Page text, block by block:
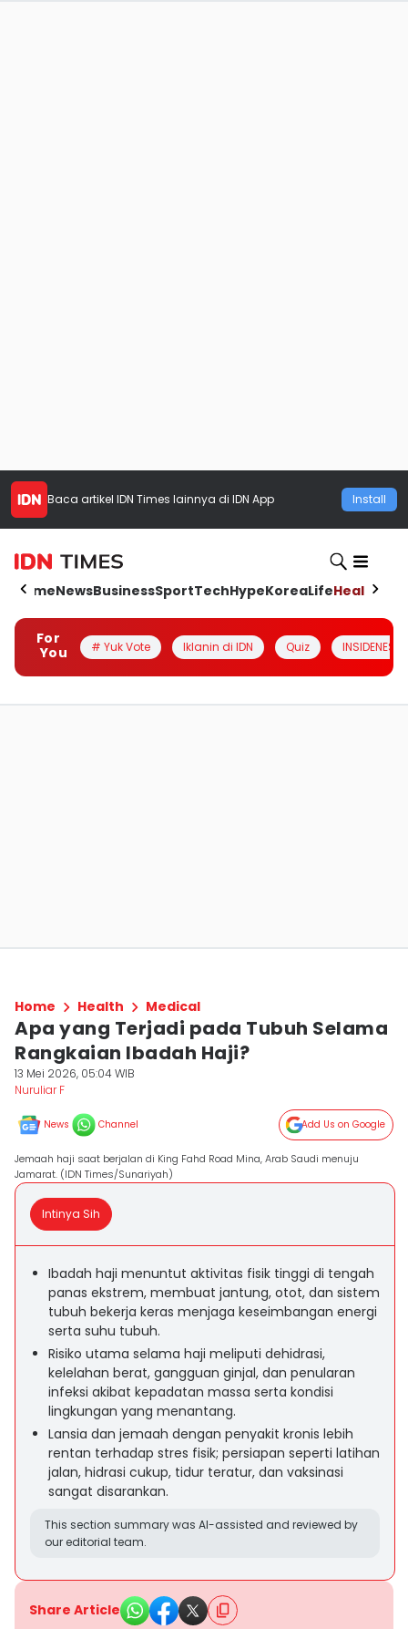
Baca artikel IDN Times lainnya di IDN App Install
HomeNewsBusinessSportTechHypeKoreaLifeHealth
For
You
# Yuk Vote Iklanin di IDN Quiz INSIDENESIA
Home Health Medical
Apa yang Terjadi pada Tubuh Selama
Rangkaian Ibadah Haji?
13 Mei 2026, 05:04 WIB
Nuruliar F
News Channel Add Us on Google
Jemaah haji saat berjalan di King Fahd Road Mina, Arab Saudi menuju
Jamarat. (IDN Times/Sunariyah)
Intinya Sih
Ibadah haji menuntut aktivitas fisik tinggi di tengah
panas ekstrem, membuat jantung, otot, dan sistem
tubuh bekerja keras menjaga keseimbangan energi
serta suhu tubuh.
Risiko utama selama haji meliputi dehidrasi,
kelelahan berat, gangguan ginjal, dan penularan
infeksi akibat kepadatan massa serta kondisi
lingkungan yang menantang.
Lansia dan jemaah dengan penyakit kronis lebih
rentan terhadap stres fisik; persiapan seperti latihan
jalan, hidrasi cukup, tidur teratur, dan vaksinasi
sangat disarankan.
This section summary was AI-assisted and reviewed by
our editorial team.
Share Article